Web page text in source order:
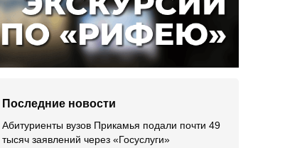
Последние новости
Абитуриенты вузов Прикамья подали почти 49
тысяч заявлений через «Госуслуги»